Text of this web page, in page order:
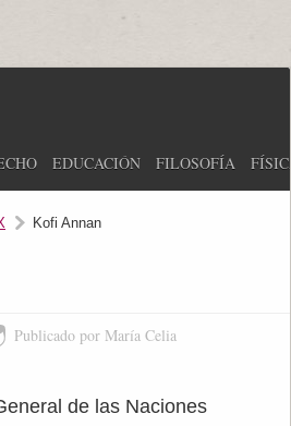
EDUCACIÓN FILOSOFÍA
Kofi Annan
Publicado por María Celia
de las Naciones